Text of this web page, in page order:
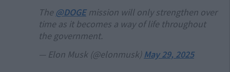
The @DOGEmission will only strengthen over
time as it becomes a way of life throughout
the government.
— Elon Musk (@elonmusk) May 29, 2025